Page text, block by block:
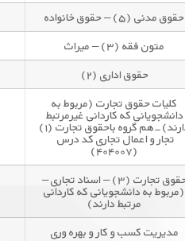
حقوق مدنی (۵) – حقوق خانواده
متون فقه (۳) – میراث
حقوق اداری (۲)
کلیات حقوق تجارت (مربوط به
دانشجویانی که کاردانی غیرمرتبط
دارند)-هم گروه باحقوق تجارت (۱)
تجار و اعمال تجاری کد درس
(۴۰۴۰۰۷)
حقوق تجارت (۳) – اسناد تجاری –
(مربوط به دانشجویانی که کاردانی
مرتبط دارند)
مدیریت کسب و کار و بهره وری